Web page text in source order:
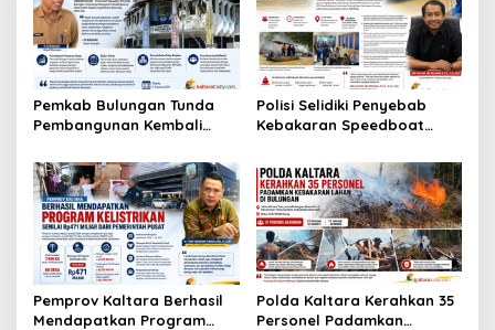
Pemkab Bulungan Tunda
Pembangunan Kembali
Polisi Selidiki Penyebab
Kebakaran Speedboat
Perairan Bulungan
Pemprov Kaltara Berhasil
Mendapatkan Program
Polda Kaltara Kerahkan 35
Personel Padamkan